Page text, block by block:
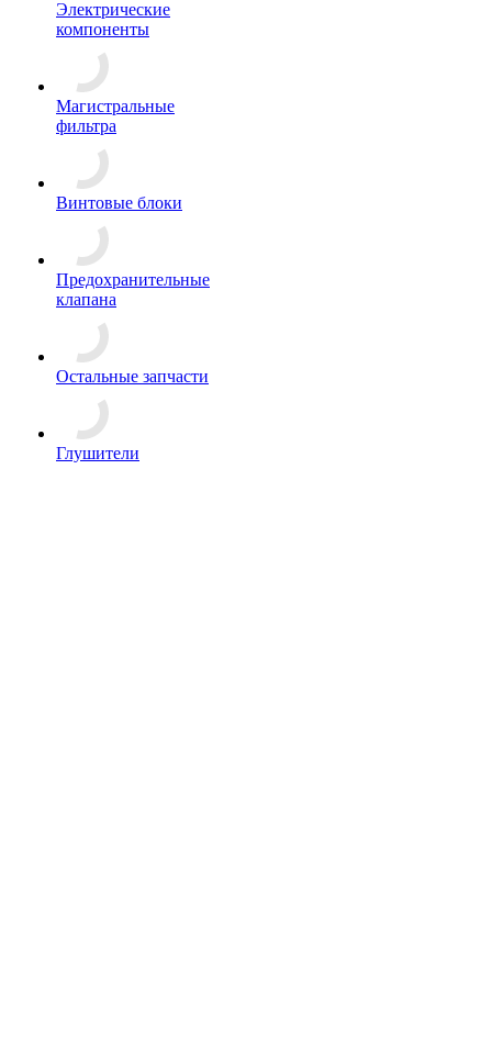
Электрические
компоненты
Магистральные
фильтра
Винтовые блоки
Предохранительные
клапана
Остальные запчасти
Глушители